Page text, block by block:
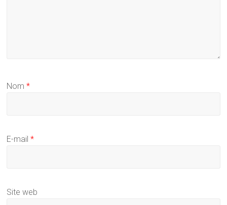
Nom*
E-mail*
Site web